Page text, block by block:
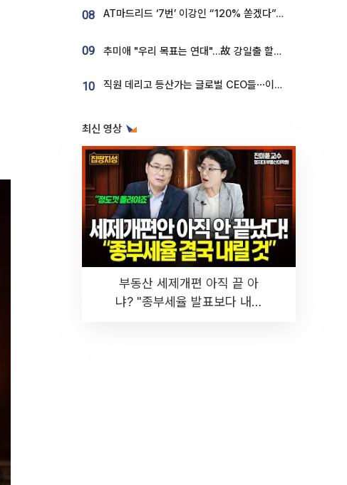
08 AT마드리드 ‘7번’ 이강인 “120% 쏟겠다”⋯시메오네 감독 “필요한 선수”
09 추미애 "우리 목표는 연대"…故 강일출 할머니 흉상 제막
10 직원 데리고 등산가는 글로벌 CEO들⋯이유 있었네
최신 영상
부동산 세제개편 아직 끝 아
냐? "종부세율 발표보다 내릴